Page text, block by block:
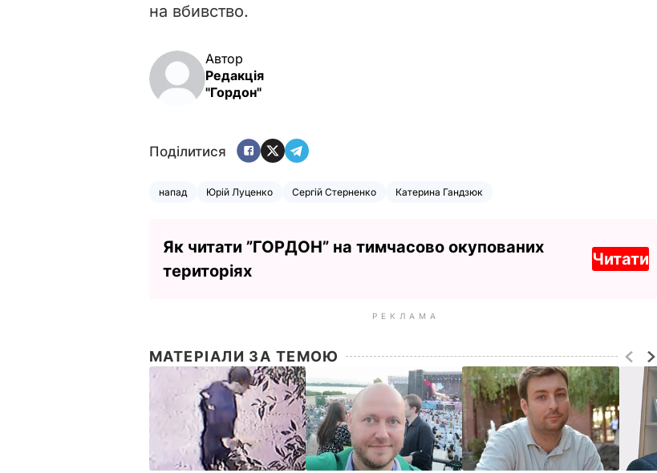
на вбивство.
Автор
Редакція
"Гордон"
Поділитися
напад Юрій Луценко Сергій Стерненко Катерина Гандзюк
Як читати ”ГОРДОН” на тимчасово окупованих
територіях
Читати
РЕКЛАМА
МАТЕРІАЛИ ЗА ТЕМОЮ